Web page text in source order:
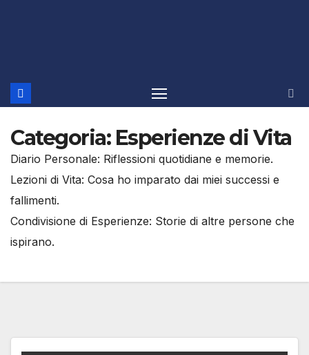
Categoria: Esperienze di Vita
Diario Personale: Riflessioni quotidiane e memorie.
Lezioni di Vita: Cosa ho imparato dai miei successi e
fallimenti.
Condivisione di Esperienze: Storie di altre persone che
ispirano.